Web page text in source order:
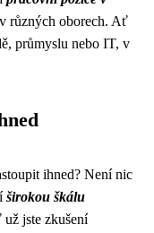
v různých oborech. Ať
průmyslu nebo IT, v
ihned? Není nic
širokou škálu
jste zkušení